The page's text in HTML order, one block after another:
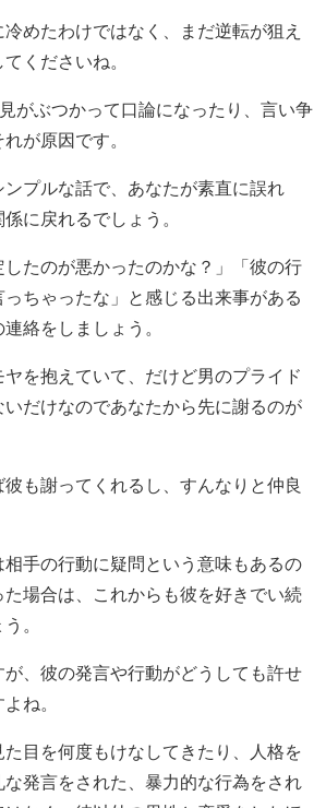
めたわけではなく、まだ逆転が狙え
くださいね。
がぶつかって口論になったり、言い争
が原因です。
ンプルな話で、あなたが素直に誤れ
に戻れるでしょう。
したのが悪かったのかな？」「彼の行
ちゃったな」と感じる出来事がある
絡をしましょう。
を抱えていて、だけど男のプライド
だけなのであなたから先に謝るのが
も謝ってくれるし、すんなりと仲良
相手の行動に疑問という意味もあるの
場合は、これからも彼を好きでい続
。
、彼の発言や行動がどうしても許せ
ね。
目を何度もけなしてきたり、人格を
発言をされた、暴力的な行為をされ